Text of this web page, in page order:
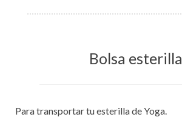
Bolsa esterilla
Para transportar tu esterilla de Yoga.